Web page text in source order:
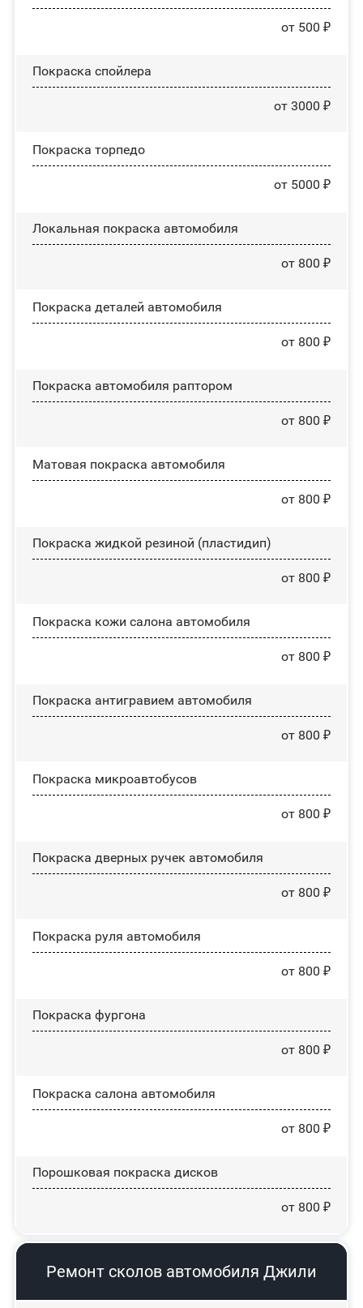
от 500 ₽
Покраска спойлера
от 3000 ₽
Покраска торпедо
от 5000 ₽
Локальная покраска автомобиля
от 800 ₽
Покраска деталей автомобиля
от 800 ₽
Покраска автомобиля раптором
от 800 ₽
Матовая покраска автомобиля
от 800 ₽
Покраска жидкой резиной (пластидип)
от 800 ₽
Покраска кожи салона автомобиля
от 800 ₽
Покраска антигравием автомобиля
от 800 ₽
Покраска микроавтобусов
от 800 ₽
Покраска дверных ручек автомобиля
от 800 ₽
Покраска руля автомобиля
от 800 ₽
Покраска фургона
от 800 ₽
Покраска салона автомобиля
от 800 ₽
Порошковая покраска дисков
от 800 ₽
Ремонт сколов автомобиля Джили